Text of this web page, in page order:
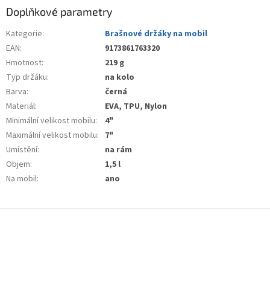
Doplňkové parametry
Kategorie:
Brašnové držáky na mobil
EAN:
9173861763320
Hmotnost:
219 g
Typ držáku:
na kolo
Barva:
černá
Materiál:
EVA, TPU, Nylon
Minimální velikost mobilu:
4"
Maximální velikost mobilu: 7"
Umístění:
na rám
Objem:
1,5 l
Na mobil: ano